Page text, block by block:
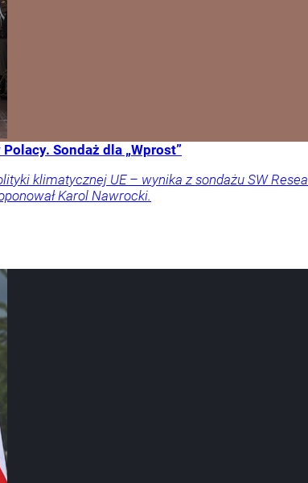
Sondaż dla „Wprost”
klimatycznej UE – wynika z sondażu SW
Karol Nawrocki.